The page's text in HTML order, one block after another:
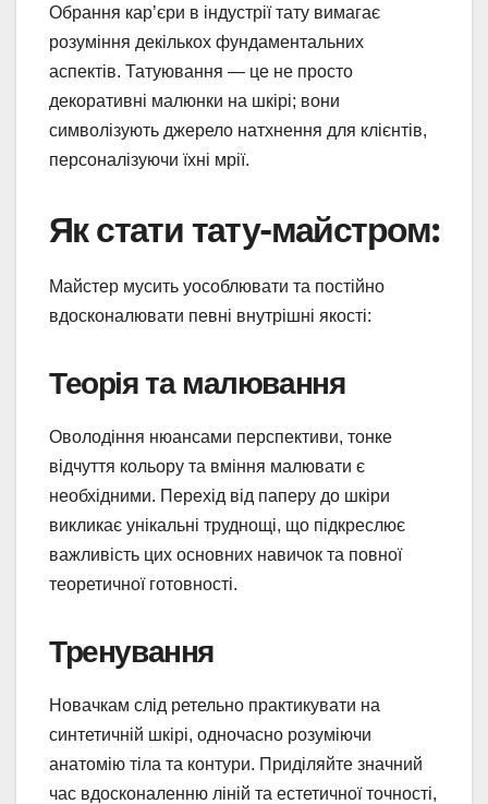
Обрання кар’єри в індустрії тату вимагає
розуміння декількох фундаментальних
аспектів. Татуювання — це не просто
декоративні малюнки на шкірі; вони
символізують джерело натхнення для клієнтів,
персоналізуючи їхні мрії.
Як стати тату-майстром:
Майстер мусить уособлювати та постійно
вдосконалювати певні внутрішні якості:
Теорія та малювання
Оволодіння нюансами перспективи, тонке
відчуття кольору та вміння малювати є
необхідними. Перехід від паперу до шкіри
викликає унікальні труднощі, що підкреслює
важливість цих основних навичок та повної
теоретичної готовності.
Тренування
Новачкам слід ретельно практикувати на
синтетичній шкірі, одночасно розуміючи
анатомію тіла та контури. Приділяйте значний
час вдосконаленню ліній та естетичної точності,